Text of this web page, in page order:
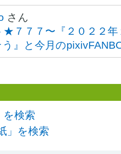
さん
★７７７〜『２０２２年
』と今月の
を検索
」を検索